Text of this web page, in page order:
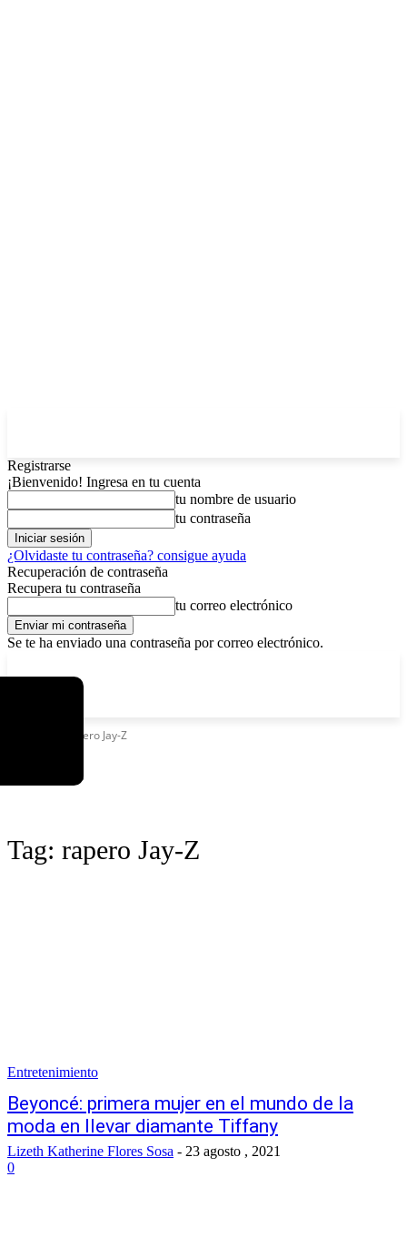
Registrarse
¡Bienvenido! Ingresa en tu cuenta
tu nombre de usuario
tu contraseña
¿Olvidaste tu contraseña? consigue ayuda
Recuperación de contraseña
Recupera tu contraseña
tu correo electrónico
Se te ha enviado una contraseña por correo electrónico.
Rapero Jay-Z
Tag: rapero Jay-Z
Entretenimiento
Beyoncé: primera mujer en el mundo de la
moda en llevar diamante Tiffany
Lizeth Katherine Flores Sosa - 23 agosto , 2021
0